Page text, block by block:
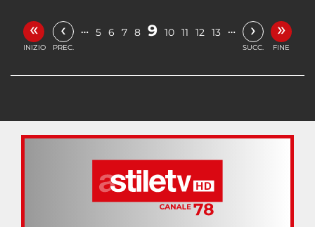
«
INIZIO
‹
PREC.
… 5 6 7 8 9 10 11 12 13 … ›
SUCC.
»
FINE